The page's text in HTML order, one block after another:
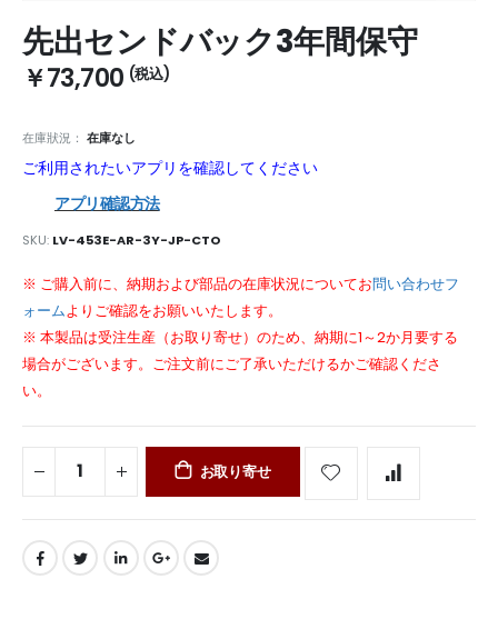
to
the
beginning
the
gallery
先出センドバック3年間保守
￥73,700
在庫狀況： 在庫なし
ご利用されたいアプリを確認してください
アプリ確認方法
SKU LV-453E-AR-3Y-JP-CTO
※ ご購入前に、納期および部品の在庫状況についてお問い合わせフ
ォームよりご確認をお願いいたします。
※ 本製品は受注生産（お取り寄せ）のため、納期に1～2か月要する
場合がございます。ご注文前にご了承いただけるかご確認くださ
い。
お取り寄せ